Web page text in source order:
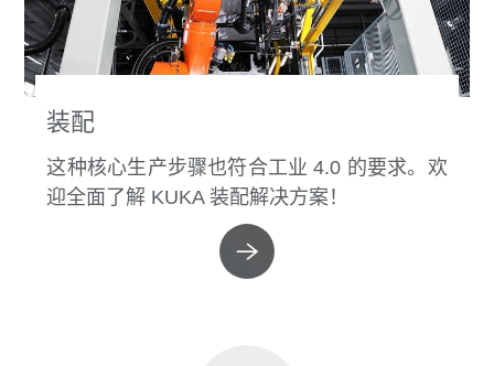
装配
这种核心生产步骤也符合工业 4.0 的要求。欢
迎全面了解 KUKA 装配解决方案！